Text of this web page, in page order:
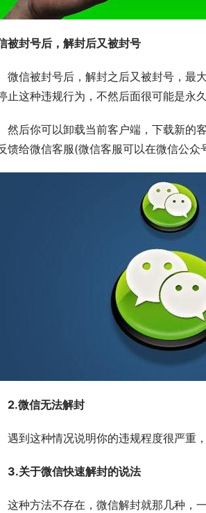
被封号后，解封后又被封号
被封号后，解封之后又被封号，最大
止这种违规行为，不然后面很可能是永久
你可以卸载当前客户端，下载新的客
馈给微信客服(微信客服可以在微信公众
微信无法解封
这种情况说明你的违规程度很严重，
关于微信快速解封的说法
方法不存在，微信解封就那几种，一